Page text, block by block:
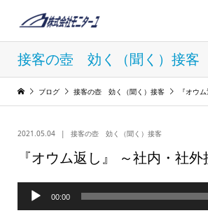
接客の壺 効く（聞く）接客
ブログ 接客の壺 効く（聞く）接客 『オウ
2021.05.04 接客の壺 効く（聞く）接客
『オウム返し』 ～社内・社外
声
00:00